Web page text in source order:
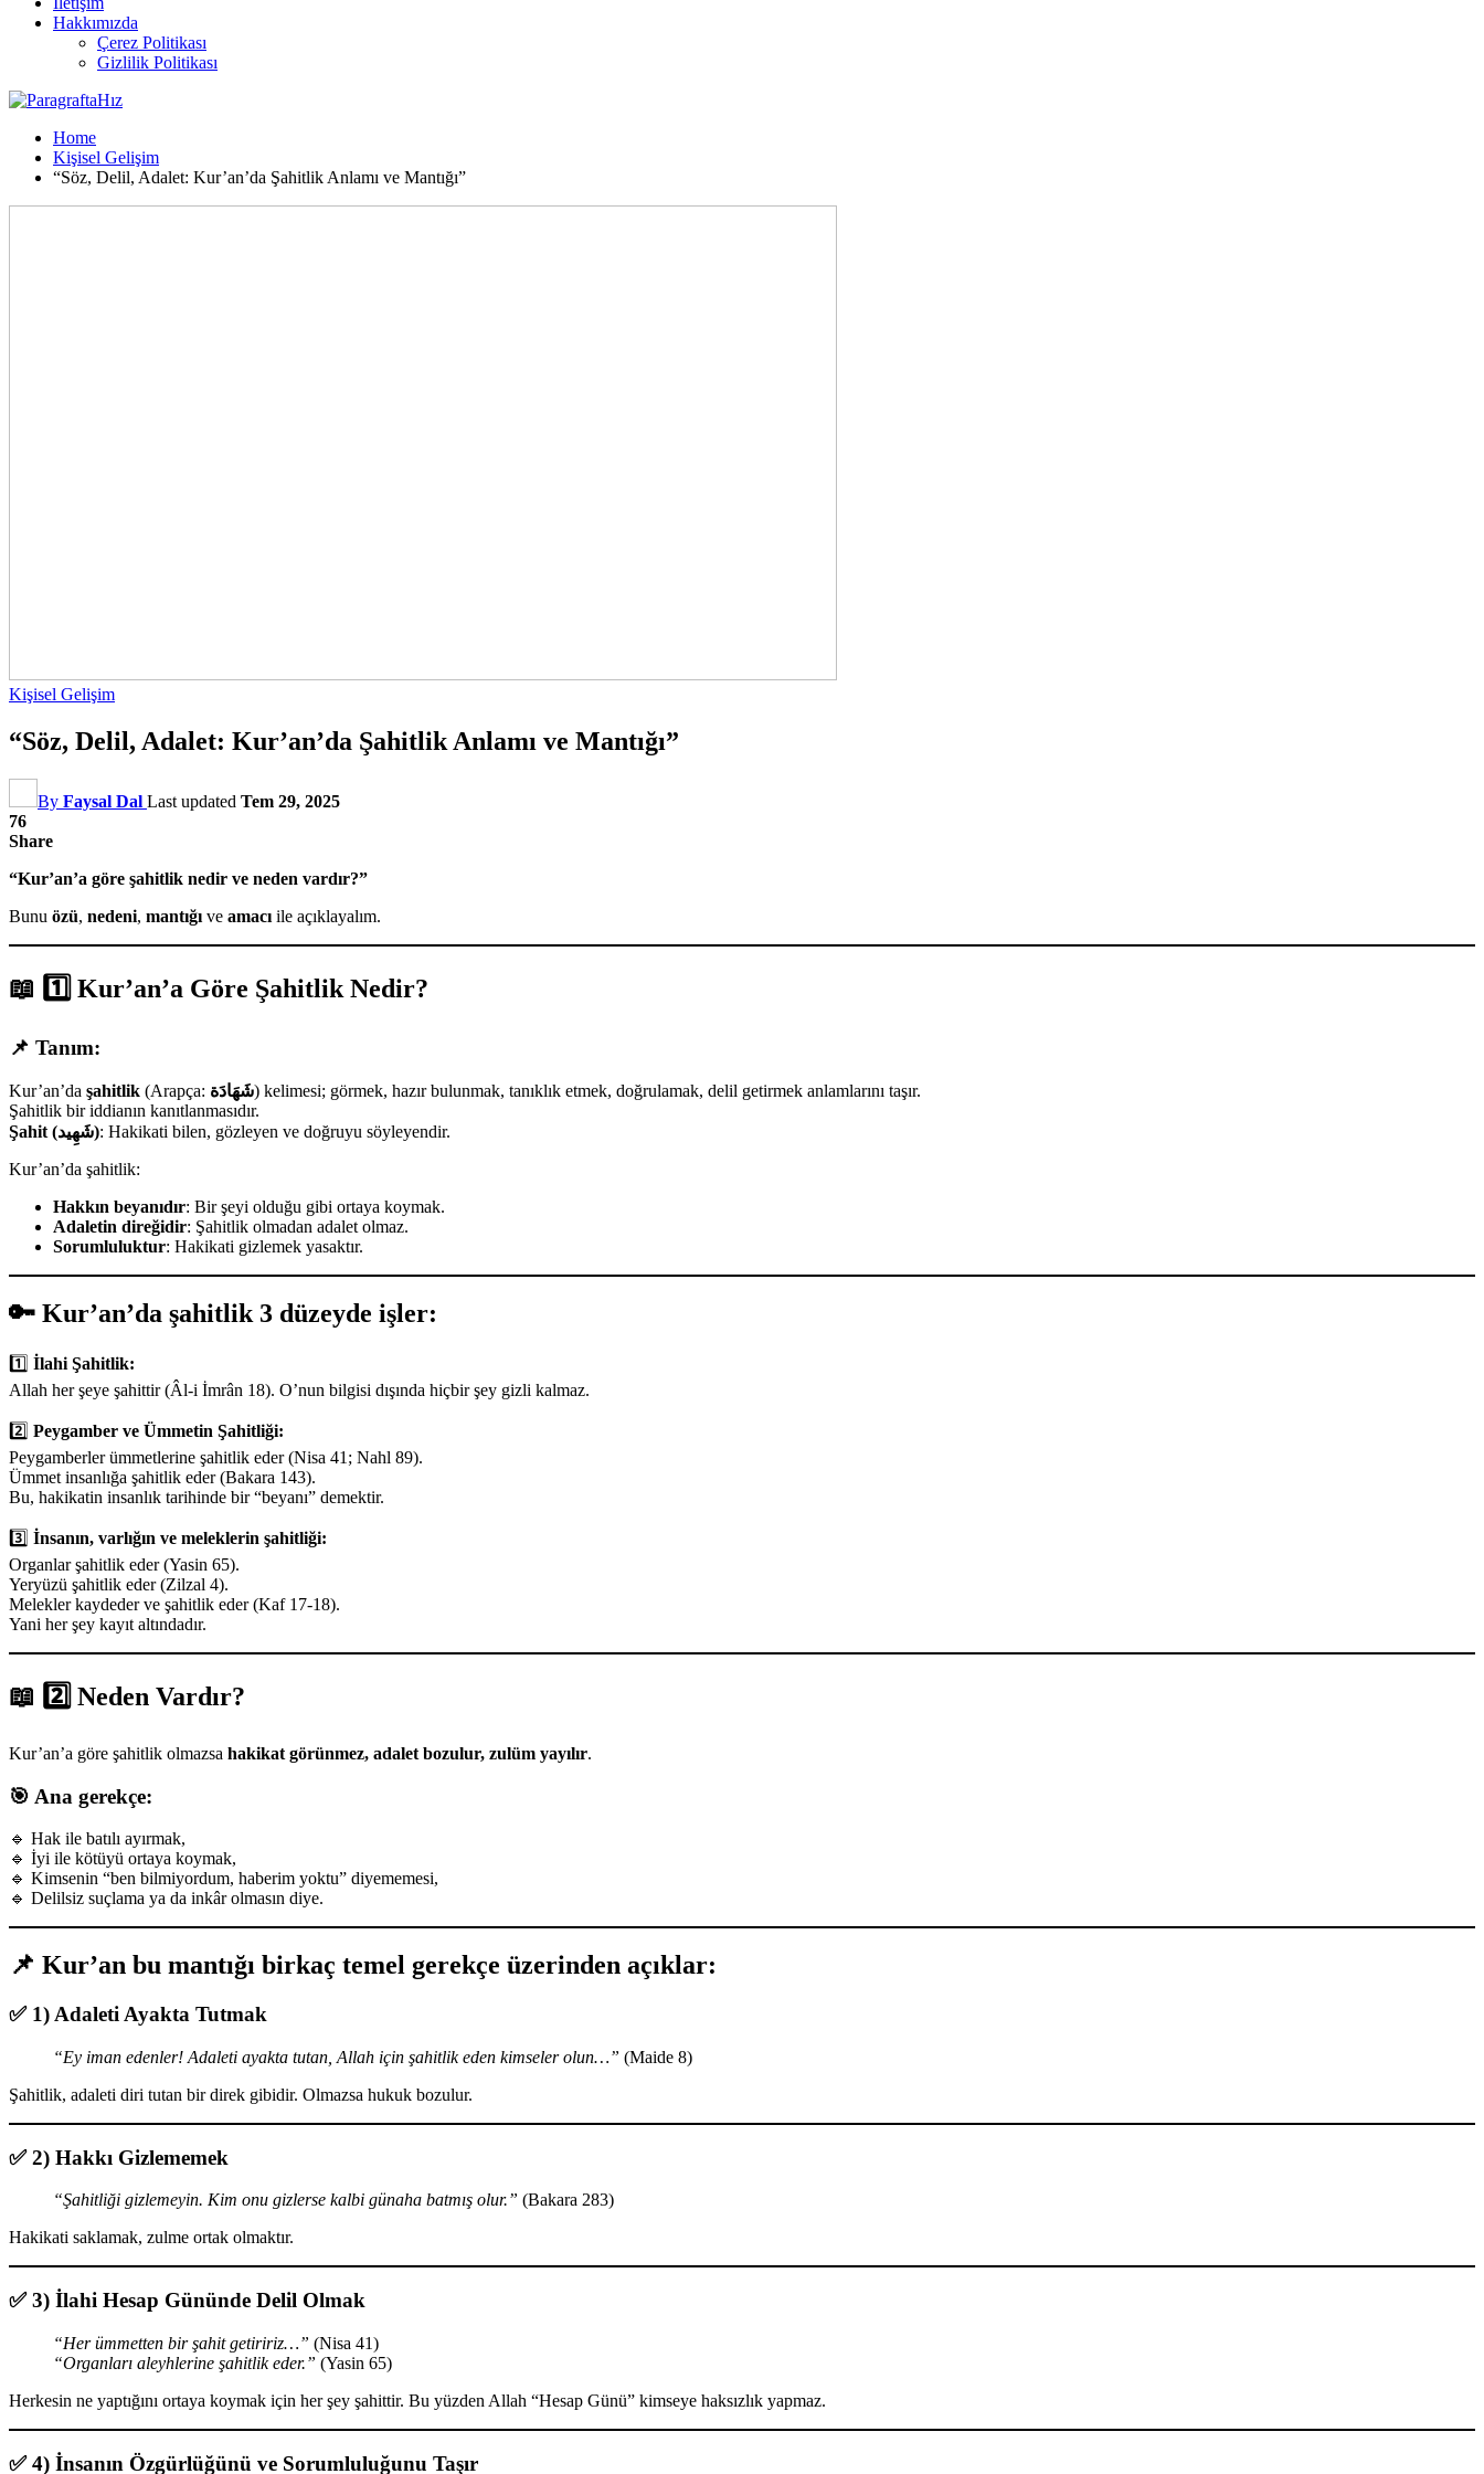
Hakkımızda
Çerez Politikası
Gizlilik Politikası
Home
Kişisel Gelişim
“Söz, Delil, Adalet: Kur’an’da Şahitlik Anlamı ve Mantığı”
Kişisel Gelişim
“Söz, Delil, Adalet: Kur’an’da Şahitlik Anlamı ve Mantığı”
By Faysal Dal Last updated Tem 29, 2025
76
Share
“Kur’an’a göre şahitlik nedir ve neden vardır?”
Bunu özü, nedeni, mantığı ve amacı ile açıklayalım.
📖 1️⃣ Kur’an’a Göre Şahitlik Nedir?
📌 Tanım:
Kur’an’da şahitlik (Arapça: شَهَادَة) kelimesi; görmek, hazır bulunmak, tanıklık etmek, doğrulamak, delil getirmek anlamlarını taşır.
Şahitlik bir iddianın kanıtlanmasıdır.
Şahit (شَهِيد): Hakikati bilen, gözleyen ve doğruyu söyleyendir.
Kur’an’da şahitlik:
Hakkın beyanıdır: Bir şeyi olduğu gibi ortaya koymak.
Adaletin direğidir: Şahitlik olmadan adalet olmaz.
Sorumluluktur: Hakikati gizlemek yasaktır.
🔑 Kur’an’da şahitlik 3 düzeyde işler:
1️⃣ İlahi Şahitlik:
Allah her şeye şahittir (Âl-i İmrân 18). O’nun bilgisi dışında hiçbir şey gizli kalmaz.
2️⃣ Peygamber ve Ümmetin Şahitliği:
Peygamberler ümmetlerine şahitlik eder (Nisa 41; Nahl 89).
Ümmet insanlığa şahitlik eder (Bakara 143).
Bu, hakikatin insanlık tarihinde bir “beyanı” demektir.
3️⃣ İnsanın, varlığın ve meleklerin şahitliği:
Organlar şahitlik eder (Yasin 65).
Yeryüzü şahitlik eder (Zilzal 4).
Melekler kaydeder ve şahitlik eder (Kaf 17-18).
Yani her şey kayıt altındadır.
📖 2️⃣ Neden Vardır?
Kur’an’a göre şahitlik olmazsa hakikat görünmez, adalet bozulur, zulüm yayılır.
🎯 Ana gerekçe:
🔹 Hak ile batılı ayırmak,
🔹 İyi ile kötüyü ortaya koymak,
🔹 Kimsenin “ben bilmiyordum, haberim yoktu” diyememesi,
🔹 Delilsiz suçlama ya da inkâr olmasın diye.
📌 Kur’an bu mantığı birkaç temel gerekçe üzerinden açıklar:
✅ 1) Adaleti Ayakta Tutmak
“Ey iman edenler! Adaleti ayakta tutan, Allah için şahitlik eden kimseler olun…” (Maide 8)
Şahitlik, adaleti diri tutan bir direk gibidir. Olmazsa hukuk bozulur.
✅2) Hakkı Gizlememek
“Şahitliği gizlemeyin. Kim onu gizlerse kalbi günaha batmış olur.” (Bakara 283)
Hakikati saklamak, zulme ortak olmaktır.
✅3) İlahi Hesap Gününde Delil Olmak
“Her ümmetten bir şahit getiririz…” (Nisa 41)
“Organları aleyhlerine şahitlik eder.” (Yasin 65)
Herkesin ne yaptığını ortaya koymak için her şey şahittir. Bu yüzden Allah “Hesap Günü” kimseye haksızlık yapmaz.
✅4) İnsanın Özgürlüğünü ve Sorumluluğunu Taşır